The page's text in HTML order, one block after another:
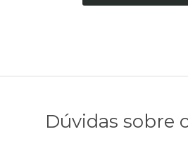
Dúvidas sobre